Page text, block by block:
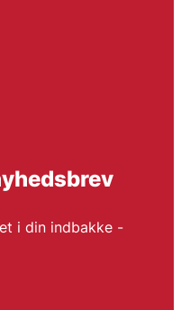
i din indbakke -